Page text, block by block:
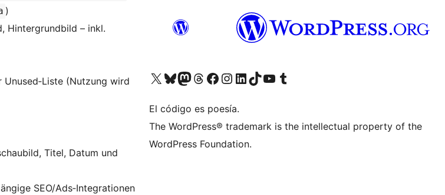
)
Hintergrundbild – inkl.
(Nutzung wird
Titel, Datum und
SEO/Ads‑Integrationen
Visit our X (formerly Twitter) account
Visit our Bluesky account
Visit our Mastodon account
Visit our Threads account
Visita nuestra página de Facebook
Visita nuestra cuenta de Instagram
Visita nuestra cuenta de LinkedIn
Visit our TikTok account
Visita nuestro canal de YouTube
Visit our Tumblr account
El código es poesía.
The WordPress® trademark is the intellectual property of the
WordPress Foundation.